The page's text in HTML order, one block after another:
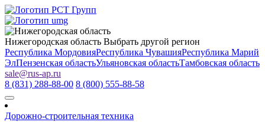
Нижегородская область Выбрать другой регион
Республика МордовияРеспублика ЧувашияРеспублика Марий
ЭлПензенская областьУльяновская областьТамбовская область
sale@rus-ap.ru
8 (831) 288-88-00 8 (800) 555-88-58
Дорожно-строительная техника